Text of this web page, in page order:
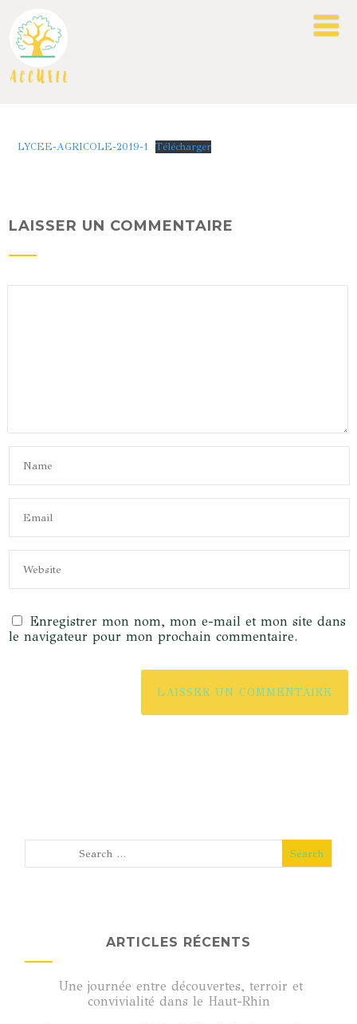
LYCEE-AGRICOLE-2019-1 Télécharger
LAISSER UN COMMENTAIRE
Enregistrer mon nom, mon e-mail et mon site dans
le navigateur pour mon prochain commentaire.
ARTICLES RÉCENTS
Une journée entre découvertes, terroir et
convivialité dans le Haut-Rhin